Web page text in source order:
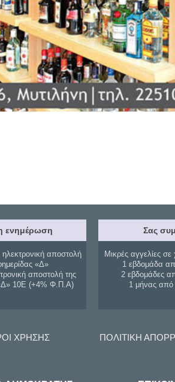
ενημέρωση
αποστολή
«Δ»
αποστολή της
10Ε (+4% Φ.Π.Α)
Σας
Μικρές αγγελίες σε
1 εβδομάδα
2 εβδομάδες
1 μήνας
ΧΡΗΣΗΣ ΠΟΛΙΤΙΚΗ